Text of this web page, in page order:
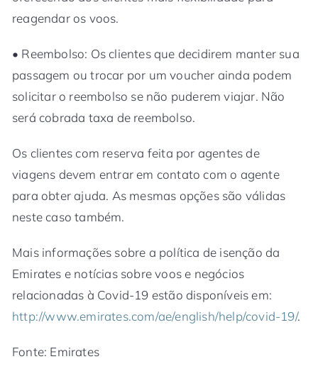
reagendar os voos.
• Reembolso: Os clientes que decidirem manter sua
passagem ou trocar por um voucher ainda podem
solicitar o reembolso se não puderem viajar. Não
será cobrada taxa de reembolso.
Os clientes com reserva feita por agentes de
viagens devem entrar em contato com o agente
para obter ajuda. As mesmas opções são válidas
neste caso também.
Mais informações sobre a política de isenção da
Emirates e notícias sobre voos e negócios
relacionadas à Covid-19 estão disponíveis em:
http://www.emirates.com/ae/english/help/covid-19/.
Fonte: Emirates